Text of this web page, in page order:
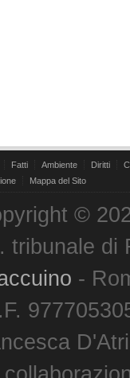
Fatti Ambiente Diritti
Mappa del Sito
©
tribunale di
-